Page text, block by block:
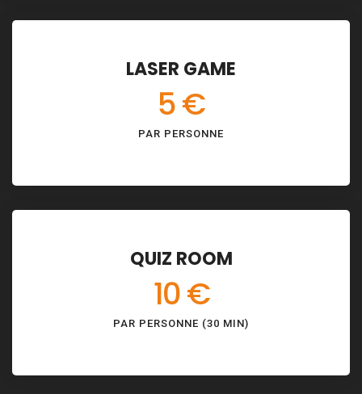
LASER GAME
5 €
PAR PERSONNE
QUIZ ROOM
10 €
PAR PERSONNE (30 MIN)